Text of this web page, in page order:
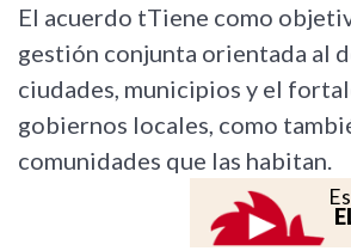
El acuerdo tTiene como
gestión conjunta orientada al
ciudades, municipios y el
gobiernos locales, como
comunidades que las habitan.